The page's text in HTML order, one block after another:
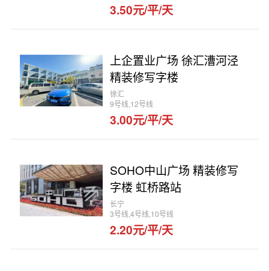
3.50元/平/天
上企置业广场 徐汇漕河泾
精装修写字楼
徐汇
9号线,12号线
3.00元/平/天
SOHO中山广场 精装修写
字楼 虹桥路站
长宁
3号线,4号线,10号线
2.20元/平/天